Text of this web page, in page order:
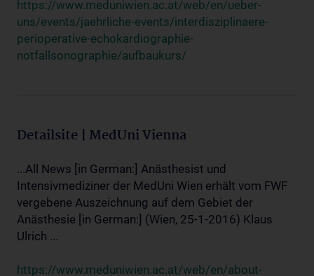
https://www.meduniwien.ac.at/web/en/ueber-
uns/events/jaehrliche-events/interdisziplinaere-
perioperative-echokardiographie-
notfallsonographie/aufbaukurs/
Detailsite | MedUni Vienna
...All News [in German:] Anästhesist und
Intensivmediziner der MedUni Wien erhält vom FWF
vergebene Auszeichnung auf dem Gebiet der
Anästhesie [in German:] (Wien, 25-1-2016) Klaus
Ulrich ...
https://www.meduniwien.ac.at/web/en/about-